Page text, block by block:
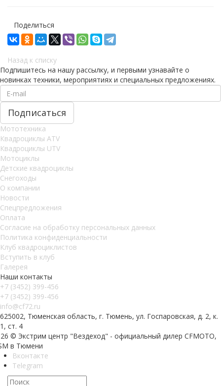
Поделиться
Назад к списку
Подпишитесь на нашу рассылку, и первыми узнавайте о
новинках техники, мероприятиях и специальных предложениях.
Мототехника
Квадроциклы ATV
Квадроциклы UTV
Мотоциклы
Детские квадроциклы
Снегоходы
О компании
Новости
Спецпредложения
Оплата
Согласие на обработку персональных данных
Политика конфиденциальности
Клуб квадроциклистов
Вступить в клуб
Галерея
Наши контакты
+7 (3452) 399-456
+7 (3452) 399-456
info@cf72.ru
625002, Тюменская область, г. Тюмень, ул. Госпаровская, д. 2, к.
1, ст. 4
© Экстрим центр "Вездеход" - официальный дилер CFMOTO,
в Тюмени
Вконтакте
Telegram